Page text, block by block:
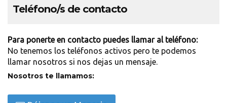
Teléfono/s de contacto
Para ponerte en contacto puedes llamar al teléfono:
No tenemos los teléfonos activos pero te podemos
llamar nosotros si nos dejas un mensaje.
Nosotros te llamamos: